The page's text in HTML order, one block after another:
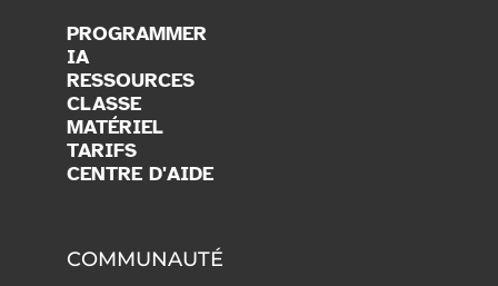
PROGRAMMER
IA
RESSOURCES
CLASSE
MATÉRIEL
TARIFS
CENTRE D'AIDE
COMMUNAUTÉ